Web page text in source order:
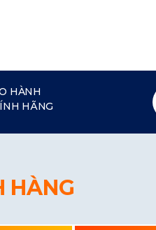
HÀNH
HÃNG
HÀNG